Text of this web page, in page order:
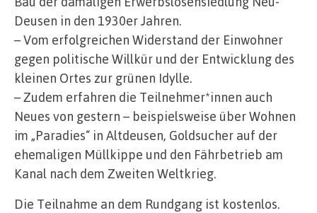
Deusen in den 1930er Jahren.
– Vom erfolgreichen Widerstand der Einwohner
gegen politische Willkür und der Entwicklung des
kleinen Ortes zur grünen Idylle.
– Zudem erfahren die Teilnehmer*innen auch
Neues von gestern – beispielsweise über Wohnen
im „Paradies“ in Altdeusen, Goldsucher auf der
ehemaligen Müllkippe und den Fährbetrieb am
Kanal nach dem Zweiten Weltkrieg.
Die Teilnahme an dem Rundgang ist kostenlos.